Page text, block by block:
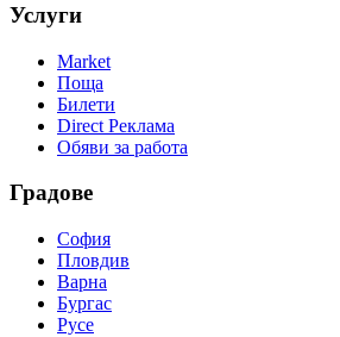
Услуги
Market
Поща
Билети
Direct Реклама
Обяви за работа
Градове
София
Пловдив
Варна
Бургас
Русе